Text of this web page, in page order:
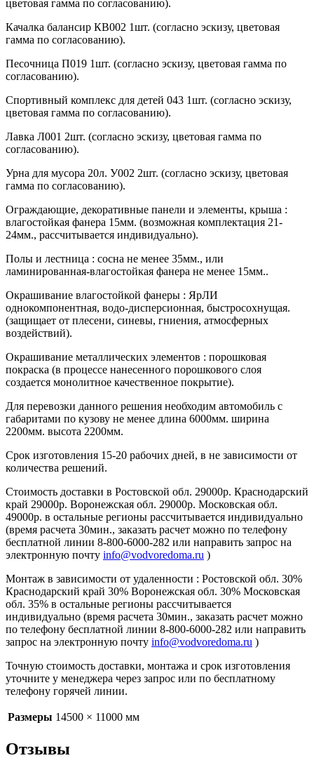
цветовая гамма по согласованию).
Качалка балансир КВ002 1шт. (согласно эскизу, цветовая
гамма по согласованию).
Песочница П019 1шт. (согласно эскизу, цветовая гамма по
согласованию).
Спортивный комплекс для детей 043 1шт. (согласно эскизу,
цветовая гамма по согласованию).
Лавка Л001 2шт. (согласно эскизу, цветовая гамма по
согласованию).
Урна для мусора 20л. У002 2шт. (согласно эскизу, цветовая
гамма по согласованию).
Ограждающие, декоративные панели и элементы, крыша :
влагостойкая фанера 15мм. (возможная комплектация 21-
24мм., рассчитывается индивидуально).
Полы и лестница : сосна не менее 35мм., или
ламинированная-влагостойкая фанера не менее 15мм..
Окрашивание влагостойкой фанеры : ЯрЛИ
однокомпонентная, водо-дисперсионная, быстросохнущая.
(защищает от плесени, синевы, гниения, атмосферных
воздействий).
Окрашивание металлических элементов : порошковая
покраска (в процессе нанесенного порошкового слоя
создается монолитное качественное покрытие).
Для перевозки данного решения необходим автомобиль с
габаритами по кузову не менее длина 6000мм. ширина
2200мм. высота 2200мм.
Срок изготовления 15-20 рабочих дней, в не зависимости от
количества решений.
Стоимость доставки в Ростовской обл. 29000р. Краснодарский
край 29000р. Воронежская обл. 29000р. Московская обл.
49000р. в остальные регионы рассчитывается индивидуально
(время расчета 30мин., заказать расчет можно по телефону
бесплатной линии 8-800-6000-282 или направить запрос на
электронную почту info@vodvoredoma.ru )
Монтаж в зависимости от удаленности : Ростовской обл. 30%
Краснодарский край 30% Воронежская обл. 30% Московская
обл. 35% в остальные регионы рассчитывается
индивидуально (время расчета 30мин., заказать расчет можно
по телефону бесплатной линии 8-800-6000-282 или направить
запрос на электронную почту info@vodvoredoma.ru )
Точную стоимость доставки, монтажа и срок изготовления
уточните у менеджера через запрос или по бесплатному
телефону горячей линии.
Размеры 14500 × 11000 мм
Отзывы